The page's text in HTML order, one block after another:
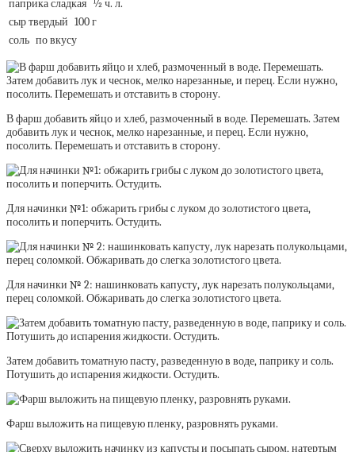
паприка сладкая ½ ч. л.
сыр твердый 100 г
соль по вкусу
В фарш добавить яйцо и хлеб, размоченный в воде. Перемешать. Затем
добавить лук и чеснок, мелко нарезанные, и перец. Если нужно,
посолить. Перемешать и отставить в сторону.
Для начинки №1: обжарить грибы с луком до золотистого цвета,
посолить и поперчить. Остудить.
Для начинки № 2: нашинковать капусту, лук нарезать полукольцами,
перец соломкой. Обжаривать до слегка золотистого цвета.
Затем добавить томатную пасту, разведенную в воде, паприку и соль.
Потушить до испарения жидкости. Остудить.
Фарш выложить на пищевую пленку, разровнять руками.